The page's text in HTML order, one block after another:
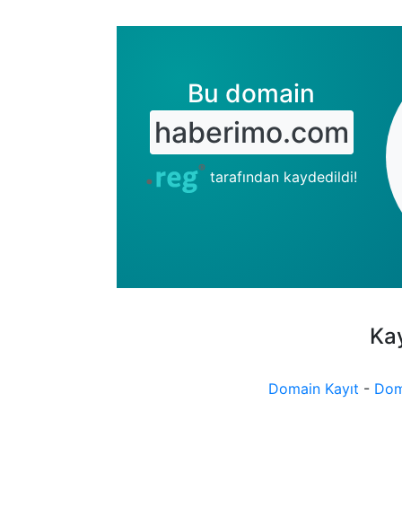
Bu domain
haberimo.com
tarafından kaydedildi!
Domain Kayıt -